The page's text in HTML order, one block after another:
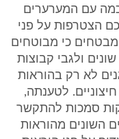
עם המערערים
הצטרפות על פני
כי מבוטחים
ולגבי קבוצות
לא רק בהוראות
לטענתה,
סמכות להתקשר
השונים מהוראות